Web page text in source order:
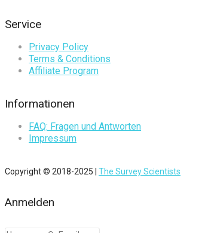
Service
Privacy Policy
Terms & Conditions
Affiliate Program
Informationen
FAQ: Fragen und Antworten
Impressum
Copyright © 2018-2025 | The Survey Scientists
Anmelden